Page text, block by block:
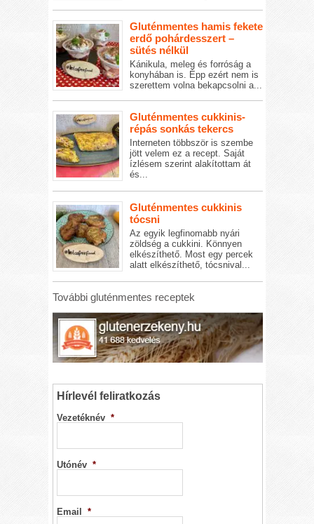
Gluténmentes hamis fekete
erdő pohárdesszert –
sütés nélkül
Kánikula, meleg és forróság a
konyhában is. Épp ezért nem is
szerettem volna bekapcsolni a...
Gluténmentes cukkinis-
répás sonkás tekercs
Interneten többször is szembe
jött velem ez a recept. Saját
ízlésem szerint alakítottam át
és...
Gluténmentes cukkinis
tócsni
Az egyik legfinomabb nyári
zöldség a cukkini. Könnyen
elkészíthető. Most egy percek
alatt elkészíthető, tócsnival...
További gluténmentes receptek
Hírlevél feliratkozás
Vezetéknév *
Utónév *
Email *